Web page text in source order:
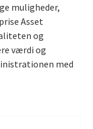
muligheder,
Asset
og
værdi og
med